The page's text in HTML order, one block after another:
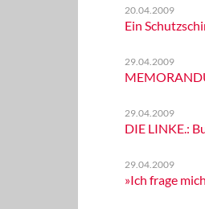
20.04.2009
Ein
29.04.2009
29.04.2009
DIE LINKE.:
29.04.2009
»Ich frage